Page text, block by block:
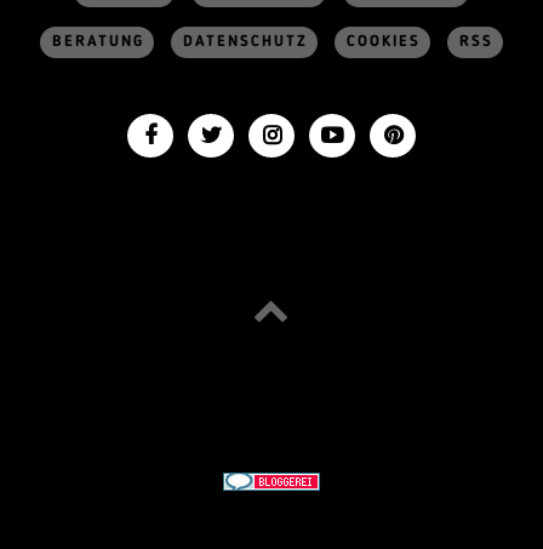
BERATUNG DATENSCHUTZ COOKIES RSS